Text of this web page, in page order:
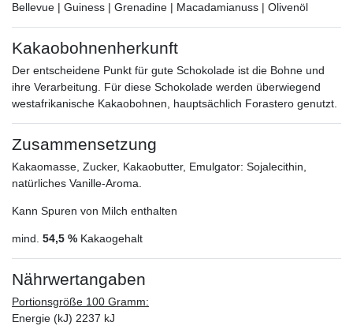
Bellevue | Guiness | Grenadine | Macadamianuss | Olivenöl
Kakaobohnenherkunft
Der entscheidene Punkt für gute Schokolade ist die Bohne und
ihre Verarbeitung. Für diese Schokolade werden überwiegend
westafrikanische Kakaobohnen, hauptsächlich Forastero genutzt.
Zusammensetzung
Kakaomasse, Zucker, Kakaobutter, Emulgator: Sojalecithin,
natürliches Vanille-Aroma.
Kann Spuren von Milch enthalten
mind. 54,5 % Kakaogehalt
Nährwertangaben
Portionsgröße 100 Gramm:
Energie (kJ) 2237 kJ